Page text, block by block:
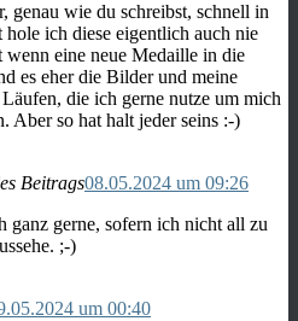
genau wie du schreibst, schnell in
ich diese eigentlich auch nie
eine neue Medaille in die
es eher die Bilder und meine
die ich gerne nutze um mich
Aber so hat halt jeder seins :-)
Beitrags08.05.2024 um 09:26
ganz gerne, sofern ich nicht all zu
;-)
um 00:40